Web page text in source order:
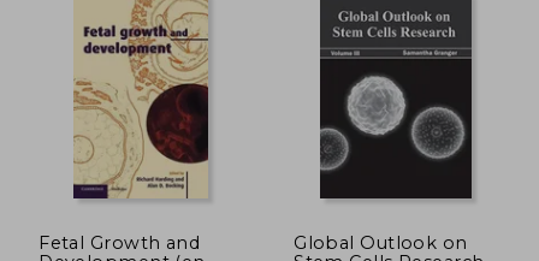
45%
dcto. $ 145.52
45%
dcto.
Fetal Growth and
Global Outlook on